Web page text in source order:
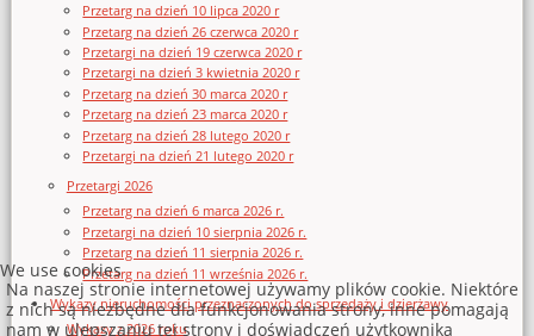
Przetarg na dzień 10 lipca 2020 r
Przetarg na dzień 26 czerwca 2020 r
Przetargi na dzień 19 czerwca 2020 r
Przetargi na dzień 3 kwietnia 2020 r
Przetarg na dzień 30 marca 2020 r
Przetarg na dzień 23 marca 2020 r
Przetarg na dzień 28 lutego 2020 r
Przetargi na dzień 21 lutego 2020 r
Przetargi 2026
Przetarg na dzień 6 marca 2026 r.
Przetargi na dzień 10 sierpnia 2026 r.
Przetarg na dzień 11 sierpnia 2026 r.
Przetarg na dzień 11 września 2026 r.
Wykazy nieruchomości przeznaczonych do sprzedaży i dzierżawy
Wykazy z 2026 roku
We use cookies
Na naszej stronie internetowej używamy plików cookie. Niektóre
z nich są niezbędne dla funkcjonowania strony, inne pomagają
nam w ulepszaniu tej strony i doświadczeń użytkownika